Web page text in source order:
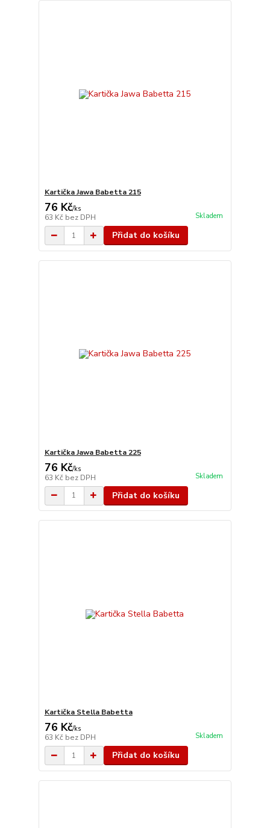
Kartička Jawa Babetta 215
76 Kč/ks
63 Kč bez DPH Skladem
Přidat do košíku
Kartička Jawa Babetta 225
76 Kč/ks
63 Kč bez DPH Skladem
Přidat do košíku
Kartička Stella Babetta
76 Kč/ks
63 Kč bez DPH Skladem
Přidat do košíku